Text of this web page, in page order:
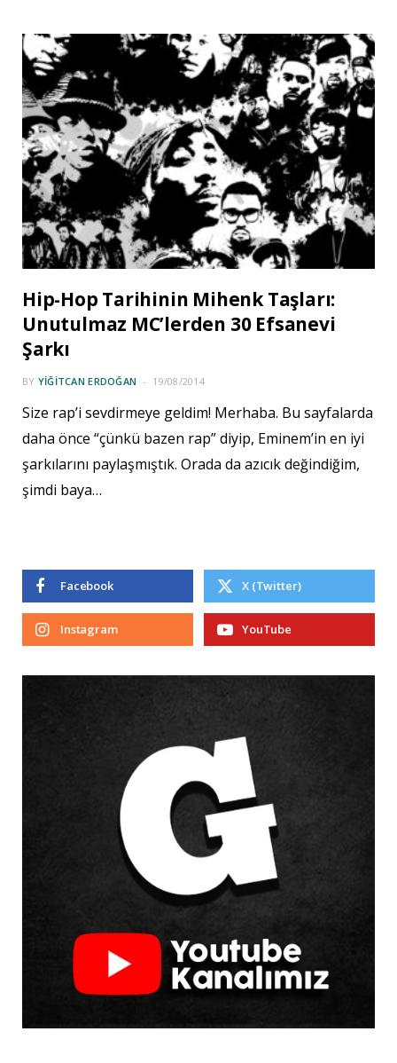
Hip-Hop Tarihinin Mihenk Taşları:
Unutulmaz MC’lerden 30 Efsanevi
Şarkı
BY YIĞITCAN ERDOĞAN 19/08/2014
Size rap’i sevdirmeye geldim! Merhaba. Bu sayfalarda
daha önce “çünkü bazen rap” diyip, Eminem’in en iyi
şarkılarını paylaşmıştık. Orada da azıcık değindiğim,
şimdi baya…
Facebook X (Twitter)
Instagram YouTube